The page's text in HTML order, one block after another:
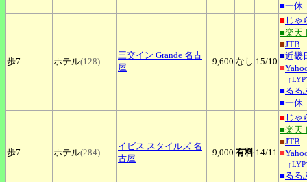
■一休
歩7 ホテル(128)
三交イン Grande 名古
屋
9,600 なし 15/10
■ じゃ
■楽天
■JTB
■近畿
■
■るる
■一休
歩7 ホテル(284)
イビス スタイルズ 名
古屋
9,000 有料 14/11
■ じゃ
■楽天
■JTB
■
■るる